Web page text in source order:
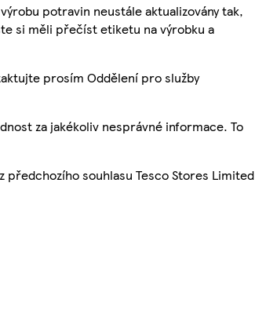
potravin neustále aktualizovány tak,
si měli přečíst etiketu na výrobku a
prosím Oddělení pro služby
za jakékoliv nesprávné informace. To
předchozího souhlasu Tesco Stores Limited